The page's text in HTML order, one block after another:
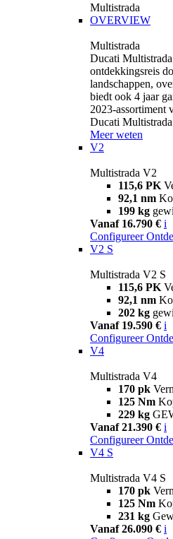
Multistrada
OVERVIEW
Multistrada
Ducati
ontdekkingsreis
landschappen,
biedt ook 4 jaar
2023-assortiment
Ducati
Meer weten
V2
Multistrada V2
115,6 PK
92,1 nm
199 kg
Vanaf 16.790 € i
Configureer
V2 S
Multistrada V2 S
115,6 PK
92,1 nm
202 kg
Vanaf 19.590 € i
Configureer
V4
Multistrada V4
170 pk
125 Nm
229 kg
Vanaf 21.390 € i
Configureer
V4 S
Multistrada V4 S
170 pk
125 Nm
231 kg
Vanaf 26.090 € i